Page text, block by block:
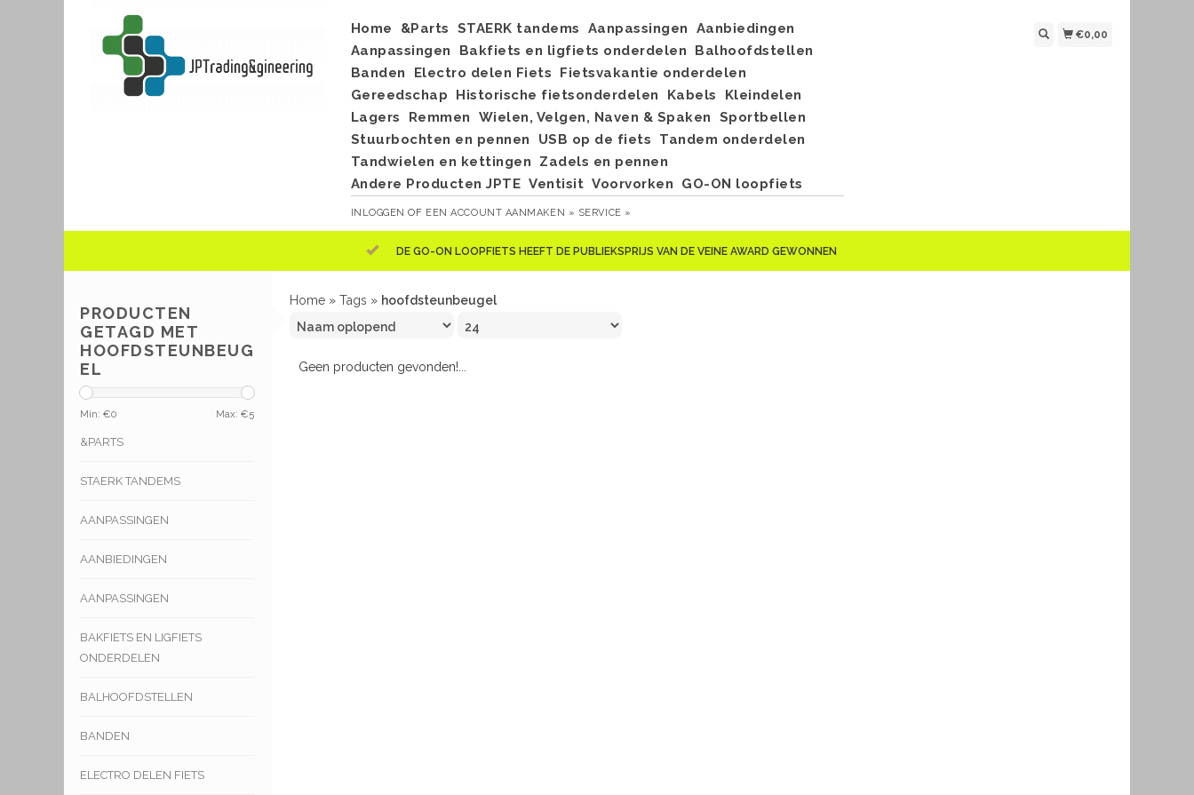
Home &Parts STAERK tandems Aanpassingen
Aanbiedingen
Aanpassingen
Bakfiets en ligfiets onderdelen
Balhoofdstellen
Banden
Electro delen Fiets
Fietsvakantie onderdelen
Gereedschap
Historische fietsonderdelen Kabels
Kleindelen
Lagers
Remmen Wielen, Velgen, Naven & Spaken
Sportbellen
Stuurbochten en pennen
USB op de fiets
Tandem onderdelen
Tandwielen en kettingen
Zadels en pennen
Andere Producten JPTE Ventisit Voorvorken GO-ON loopfiets
INLOGGEN OF EEN ACCOUNT AANMAKEN » SERVICE »
€0,00
DE GO-ON LOOPFIETS HEEFT DE PUBLIEKSPRIJS VAN DE VEINE AWARD GEWONNEN
PRODUCTEN
GETAGD MET
HOOFDSTEUNBEUG
EL
Min: €0 Max: €5
&PARTS
STAERK TANDEMS
AANPASSINGEN
AANBIEDINGEN
AANPASSINGEN
BAKFIETS EN LIGFIETS
ONDERDELEN
BALHOOFDSTELLEN
BANDEN
ELECTRO DELEN FIETS
Home » Tags » hoofdsteunbeugel
Geen producten gevonden!...